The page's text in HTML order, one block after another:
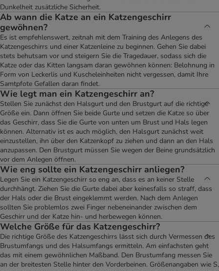
Dunkelheit zusätzliche Sicherheit.
Ab wann die Katze an ein Katzengeschirr
gewöhnen?
Es ist empfehlenswert, zeitnah mit dem Training des Anlegens des
Katzengeschirrs und einer Katzenleine zu beginnen. Gehen Sie dabei
stets behutsam vor und steigern Sie die Tragedauer, sodass sich die
Katze oder das Kitten langsam daran gewöhnen können: Belohnung in
Form von Leckerlis und Kuscheleinheiten nicht vergessen, damit Ihre
Samtpfote Gefallen daran findet.
Wie legt man ein Katzengeschirr an?
Stellen Sie zunächst den Halsgurt und den Brustgurt auf die richtige
Größe ein. Dann öffnen Sie beide Gurte und setzen die Katze so über
das Geschirr, dass Sie die Gurte von unten um Brust und Hals legen
können. Alternativ ist es auch möglich, den Halsgurt zunächst weit
einzustellen, ihn über den Katzenkopf zu ziehen und dann an den Hals
anzupassen. Den Brustgurt müssen Sie wegen der Beine grundsätzlich
vor dem Anlegen öffnen.
Wie eng sollte ein Katzengeschirr anliegen?
Legen Sie ein Katzengeschirr so eng an, dass es an keiner Stelle
durchhängt. Ziehen Sie die Gurte dabei aber keinesfalls so straff, dass
der Hals oder die Brust eingeklemmt werden. Nach dem Anlegen
sollten Sie problemlos zwei Finger nebeneinander zwischen dem
Geschirr und der Katze hin- und herbewegen können.
Welche Größe für das Katzengeschirr?
Die richtige Größe des Katzengeschirrs lässt sich durch Vermessen des
Brustumfangs und des Halsumfangs ermitteln. Am einfachsten geht
das mit einem gewöhnlichen Maßband. Den Brustumfang messen Sie
an der breitesten Stelle hinter den Vorderbeinen. Größenangaben wie S,